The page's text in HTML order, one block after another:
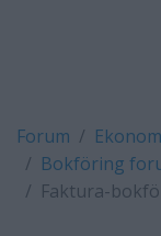
Forum
Bokföring
Faktura-